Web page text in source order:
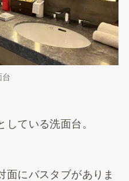
台
ている洗面台。
面にバスタブがありま